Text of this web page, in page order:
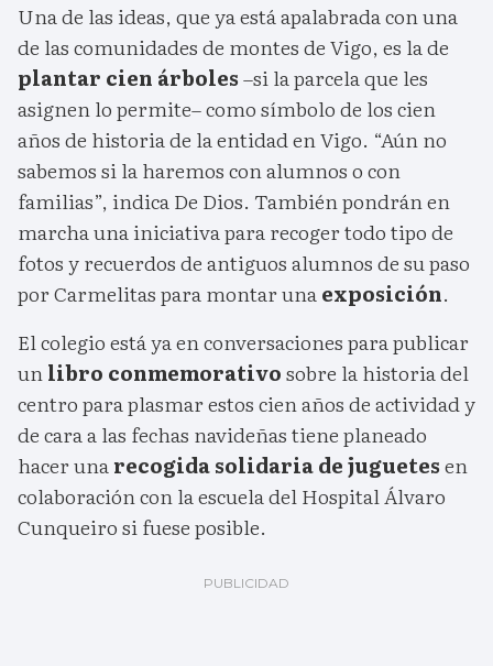
Una de las ideas, que ya está apalabrada con una
de las comunidades de montes de Vigo, es la de
plantar cien árboles–si la parcela que les
asignen lo permite– como símbolo de los cien
años de historia de la entidad en Vigo. “Aún no
sabemos si la haremos con alumnos o con
familias”, indica De Dios. También pondrán en
marcha una iniciativa para recoger todo tipo de
fotos y recuerdos de antiguos alumnos de su paso
por Carmelitas para montar unaexposición.
El colegio está ya en conversaciones para publicar
unlibro conmemorativosobre la historia del
centro para plasmar estos cien años de actividad y
de cara a las fechas navideñas tiene planeado
hacer unarecogida solidaria de juguetesen
colaboración con la escuela del Hospital Álvaro
Cunqueiro si fuese posible.